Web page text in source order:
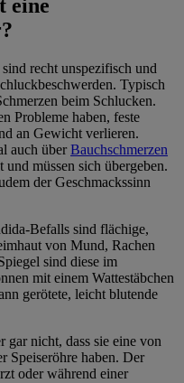
eine
recht unspezifisch und
Typisch
beim Schlucken.
Probleme haben, feste
an Gewicht verlieren.
auch überBauchschmerzen
müssen sich übergeben.
der Geschmackssinn
Befalls sind flächige,
von Mund, Rachen
sind diese im
mit einem Wattestäbchen
gerötete, leicht blutende
gar nicht, dass sie eine von
Speiseröhre haben. Der
oder während einer